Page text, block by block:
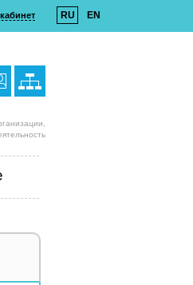
RU EN